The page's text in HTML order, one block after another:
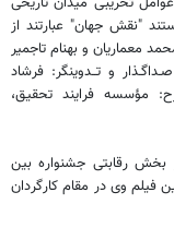
"نقش جهان" عبارتند از
معماریان و بهنام تاجمیر
و تــدوینگر: فرشاد
مؤسسه فرایند تحقیق،
بخش رقابتی جشنواره بین
فیلم وی در مقام کارگردان